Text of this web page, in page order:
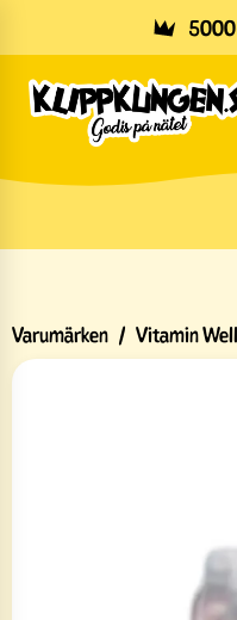
Varumärken / Vitamin Well